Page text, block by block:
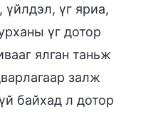
үг яриа,
үг дотор
ялган таньж
залж
байхад л дотор